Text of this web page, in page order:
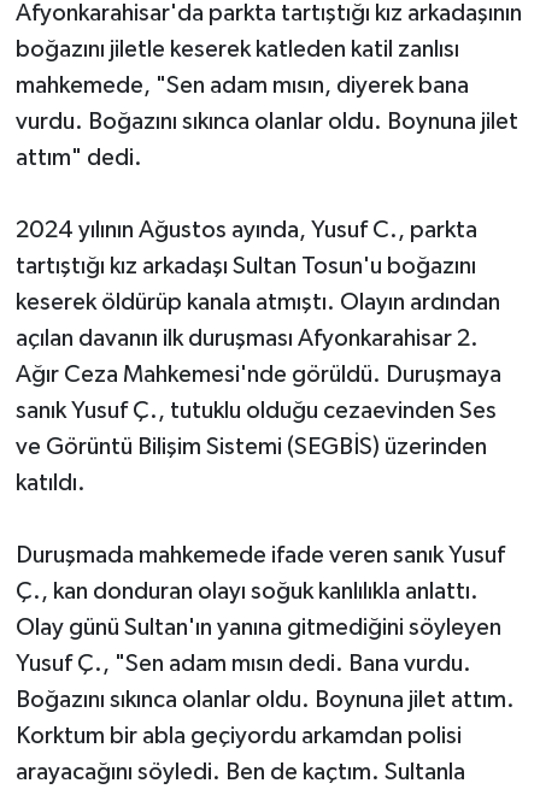
Afyonkarahisar'da parkta tartıştığı kız arkadaşının
boğazını jiletle keserek katleden katil zanlısı
mahkemede, "Sen adam mısın, diyerek bana
vurdu. Boğazını sıkınca olanlar oldu. Boynuna jilet
attım" dedi.
2024 yılının Ağustos ayında, Yusuf C., parkta
tartıştığı kız arkadaşı Sultan Tosun'u boğazını
keserek öldürüp kanala atmıştı. Olayın ardından
açılan davanın ilk duruşması Afyonkarahisar 2.
Ağır Ceza Mahkemesi'nde görüldü. Duruşmaya
sanık Yusuf Ç., tutuklu olduğu cezaevinden Ses
ve Görüntü Bilişim Sistemi (SEGBİS) üzerinden
katıldı.
Duruşmada mahkemede ifade veren sanık Yusuf
Ç., kan donduran olayı soğuk kanlılıkla anlattı.
Olay günü Sultan'ın yanına gitmediğini söyleyen
Yusuf Ç., "Sen adam mısın dedi. Bana vurdu.
Boğazını sıkınca olanlar oldu. Boynuna jilet attım.
Korktum bir abla geçiyordu arkamdan polisi
arayacağını söyledi. Ben de kaçtım. Sultanla